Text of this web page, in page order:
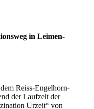
in Leimen-
Reiss-Engelhorn-
der Laufzeit der
Urzeit“ von